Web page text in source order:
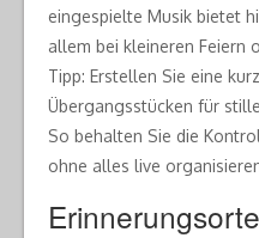
eingespielte Musik bietet
allem bei kleineren Feiern
Tipp: Erstellen Sie eine
Übergangsstücken für
So behalten Sie die
ohne alles live